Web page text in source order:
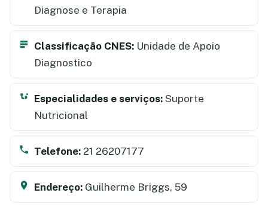
Diagnose e Terapia
Classificação CNES: Unidade de Apoio
Diagnostico
Especialidades e serviços: Suporte
Nutricional
Telefone: 21 26207177
Endereço: Guilherme Briggs, 59